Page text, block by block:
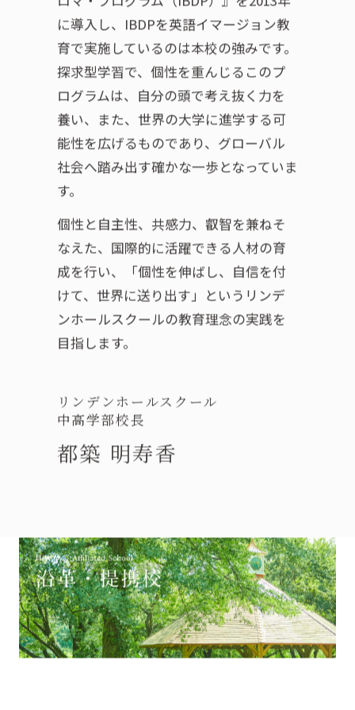
に導入し、IBDPを英語イマージョン教
育で実施しているのは本校の強みです。
探求型学習で、個性を重んじるこのプ
ログラムは、自分の頭で考え抜く力を
養い、また、世界の大学に進学する可
能性を広げるものであり、グローバル
社会へ踏み出す確かな一歩となっていま
す。
個性と自主性、共感力、叡智を兼ねそ
なえた、国際的に活躍できる人材の育
成を行い、「個性を伸ばし、自信を付
けて、世界に送り出す」というリンデ
ンホールスクールの教育理念の実践を
目指します。
リンデンホールスクール
中高学部校長
都築 明寿香